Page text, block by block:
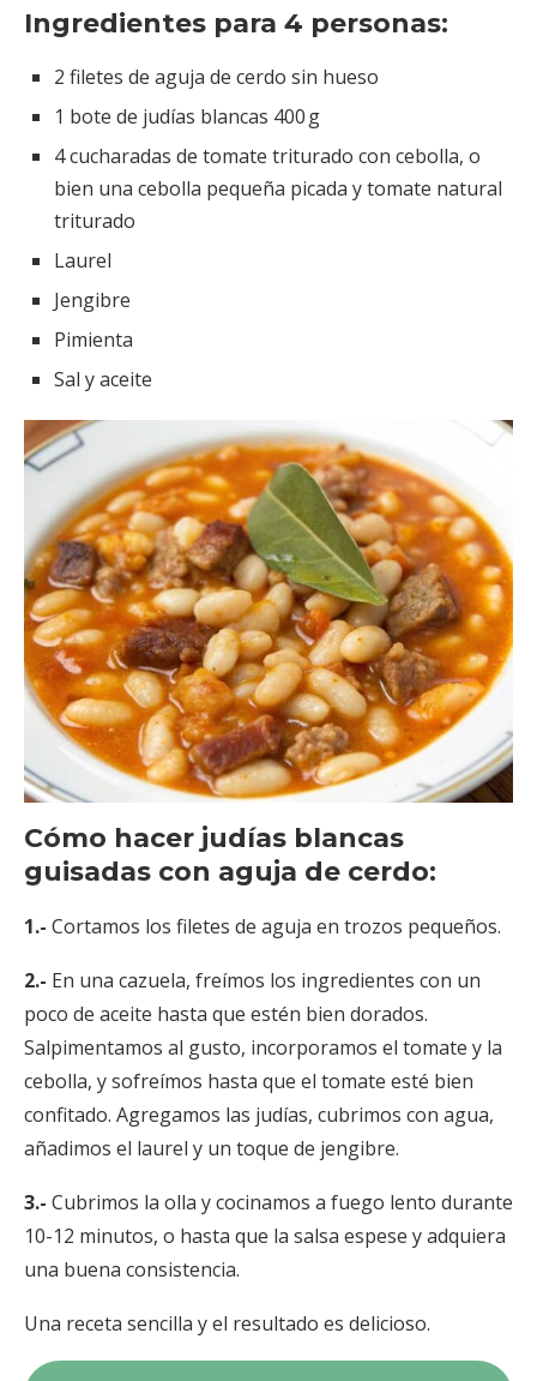
Ingredientes para 4 personas:
2 filetes de aguja de cerdo sin hueso
1 bote de judías blancas 400 g
4 cucharadas de tomate triturado con cebolla, o
bien una cebolla pequeña picada y tomate natural
triturado
Laurel
Jengibre
Pimienta
Sal y aceite
Cómo hacer judías blancas
guisadas con aguja de cerdo:
1.- Cortamos los filetes de aguja en trozos pequeños.
2.- En una cazuela, freímos los ingredientes con un
poco de aceite hasta que estén bien dorados.
Salpimentamos al gusto, incorporamos el tomate y la
cebolla, y sofreímos hasta que el tomate esté bien
confitado. Agregamos las judías, cubrimos con agua,
añadimos el laurel y un toque de jengibre.
3.- Cubrimos la olla y cocinamos a fuego lento durante
10-12 minutos, o hasta que la salsa espese y adquiera
una buena consistencia.
Una receta sencilla y el resultado es delicioso.